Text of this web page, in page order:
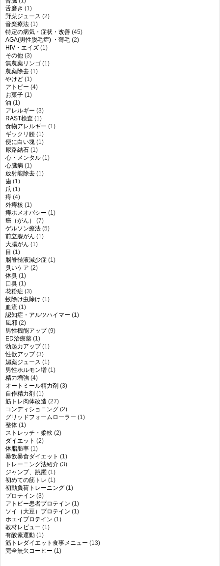
舌磨き (1)
野菜ジュース (2)
音楽療法 (1)
特定の病気・症状・改善 (45)
AGA(男性脱毛症) ・薄毛 (2)
HIV・エイズ (1)
その他 (3)
無農薬リンゴ (1)
農薬除去 (1)
やけど (1)
アトピー (4)
お菓子 (1)
油 (1)
アレルギー (3)
RAST検査 (1)
食物アレルギー (1)
ギックリ腰 (1)
便に白い塊 (1)
尿路結石 (1)
心・メンタル (1)
心臓病 (1)
放射能除去 (1)
歯 (1)
爪 (1)
痔 (4)
外痔核 (1)
痔ホメオパシー (1)
癌（がん）
(7)
ゲルソン療法 (5)
前立腺がん (1)
大腸がん (1)
目 (1)
脳脊髄液減少症 (1)
臭いケア (2)
体臭 (1)
口臭 (1)
花粉症 (3)
蚊除け虫除け (1)
血流 (1)
認知症・アルツハイマー (1)
風邪 (2)
男性機能アップ(9)
ED治療薬 (1)
勃起力アップ(1)
性欲アップ(3)
媚薬ジュース (1)
男性ホルモン増 (1)
精力増強 (4)
オートミール精力剤 (3)
自作精力剤 (1)
筋トレ肉体改造 (27)
コンディショニング (2)
グリッドフォームローラー (1)
整体 (1)
ストレッチ・柔軟 (2)
ダイエット (2)
体脂肪率 (1)
暴飲暴食ダイエット (1)
トレーニング法紹介 (3)
ジャンプ、跳躍 (1)
初めての筋トレ (1)
初動負荷トレーニング (1)
プロテイン (3)
アトピー患者プロテイン (1)
ソイ（大豆）プロテイン (1)
ホエイプロテイン (1)
教材レビュー (1)
有酸素運動 (1)
筋トレダイエット食事メニュー (13)
完全無欠コーヒー (1)